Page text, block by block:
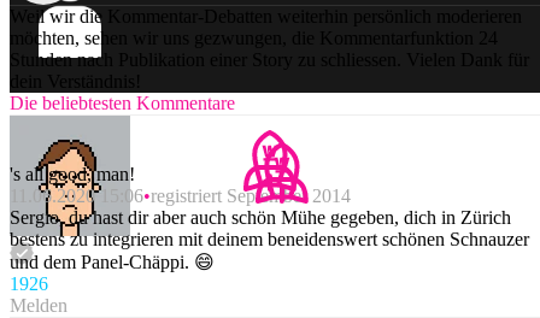
Weil wir die Kommentar-Debatten weiterhin persönlich moderieren
möchten, sehen wir uns gezwungen, die Kommentarfunktion 24
Stunden nach Publikation einer Story zu schliessen. Vielen Dank für
dein Verständnis!
Die beliebtesten Kommentare
's all good, man!
11.06.2020 15:06 registriert September 2014
Sergio, du hast dir aber auch schön Mühe gegeben, dich in Zürich
bestens zu integrieren mit deinem beneidenswert schönen Schnauzer
und dem Panel-Chäppi. 😄
1926
Melden